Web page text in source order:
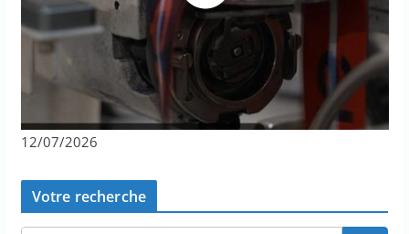
12/07/2026
Votre recherche